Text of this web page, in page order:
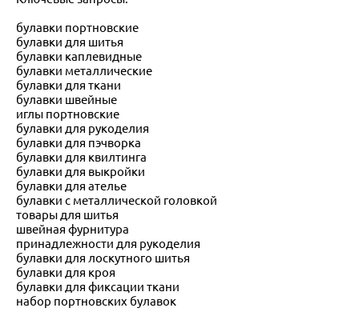
булавки портновские
булавки для шитья
булавки каплевидные
булавки металлические
булавки для ткани
булавки швейные
иглы портновские
булавки для рукоделия
булавки для пэчворка
булавки для квилтинга
булавки для выкройки
булавки для ателье
булавки с металлической головкой
товары для шитья
швейная фурнитура
принадлежности для рукоделия
булавки для лоскутного шитья
булавки для кроя
булавки для фиксации ткани
набор портновских булавок